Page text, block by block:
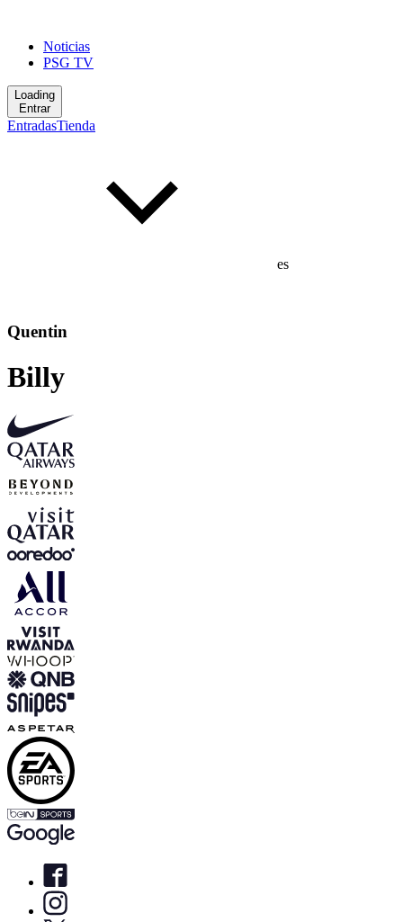
Noticias
PSG TV
Loading
Entrar
EntradasTienda
es
Quentin
Billy